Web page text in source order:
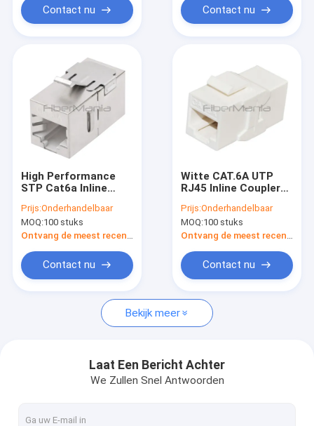
Producten
Video's
Over ons
Neem contact met ons op
Nieuws
Vraag een offerte
Kabels met glasvezel
Optische glasvezelpatchkabel
Contact nu Contact nu
High Performance
STP Cat6a Inline
Kabelmodulaire
aansluitingen
Prijs:Onderhandelbaar
MOQ:100 stuks
Ontvang de meest recente Prijs
Contact nu
Witte CAT.6A UTP
RJ45 Inline Coupler
ondersteund 22-
32AWG Kabel
Prijs:Onderhandelbaar
MOQ:100 stuks
Ontvang de meest recente Prijs
Contact nu
Bekijk meer
Laat Een Bericht Achter
We Zullen Snel Antwoorden